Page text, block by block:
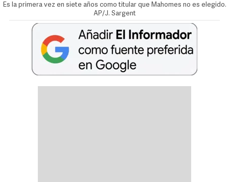
Es la primera vez en siete años como titular que Mahomes no es elegido.
AP/J. Sargent